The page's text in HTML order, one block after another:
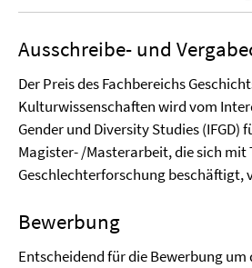
Ausschreibe- und
Der Preis des Fachbereichs
Kulturwissenschaften wird vom
Gender und Diversity Studies (IFGD)
Magister- /Masterarbeit, die sich mit
Geschlechterforschung beschäftigt,
Bewerbung
Entscheidend für die Bewerbung um